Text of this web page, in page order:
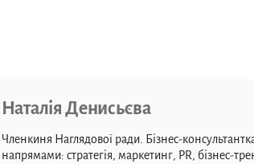
Наталія Денисьєва
Членкиня Наглядової ради. Бізнес-
напрямами: стратегія, маркетинг, PR, бізнес-